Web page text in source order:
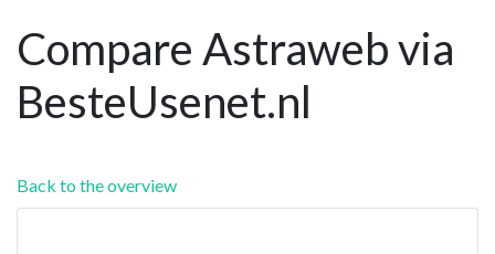
Compare Astraweb via
BesteUsenet.nl
Back to the overview